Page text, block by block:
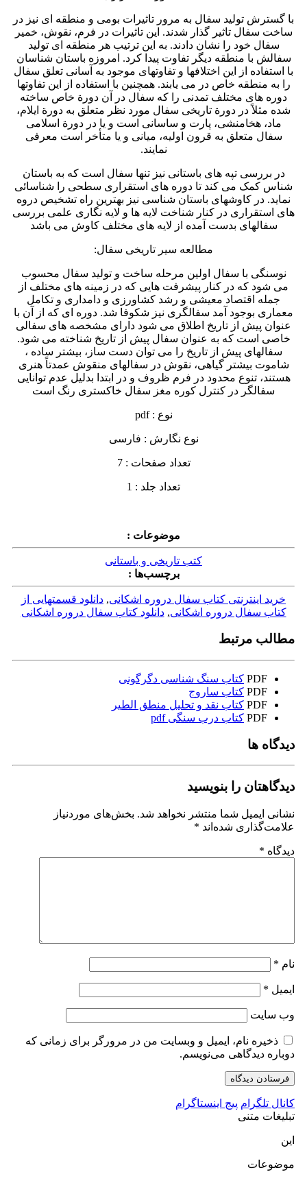
با گسترش تولید سفال به مرور تاثیرات بومی و منطقه ای نیز در
ساخت سفال تاثیر گذار شدند. این تاثیرات در فرم، نقوش، خمیر
سفال خود را نشان دادند. به این ترتیب هر منطقه ای تولید
سفالش با منطقه دیگر تفاوت پیدا کرد. امروزه باستان شناسان
با استفاده از این اختلافها و تفاوتهای موجود به آسانی تعلق سفال
را به منطقه خاص در می یابند. همچنین با استفاده از این تفاوتها
دوره های مختلف تمدنی را که سفال در آن دورة خاص ساخته
شده مثلاً در دورة تاریخی سفال مورد نظر متعلق به دورة ایلام،
ماد، هخامنشی، پارت و ساسانی است و یا در دورة اسلامی
سفال متعلق به قرون اولیه، میانی و یا متأخر است معرفی
نمایند.
در بررسی تپه های باستانی نیز تنها سفال است که به باستان
شناس کمک می کند تا دوره های استقراری سطحی را شناسائی
نماید. در کاوشهای باستان شناسی نیز بهترین راه تشخیص دروه
های استقراری در کنار شناخت لایه ها و لایه نگاری علمی بررسی
سفالهای بدست آمده از لایه های مختلف کاوش می باشد
مطالعه سیر تاریخی سفال:
نوسنگی با سفال اولین مرحله ساخت و تولید سفال محسوب
می شود که در کنار پیشرفت هايی که در زمینه های مختلف از
جمله اقتصاد معیشی و رشد کشاورزی و دامداری و تکامل
معماری بوجود آمد سفالگری نیز شکوفا شد. دوره ای که از آن با
عنوان پیش از تاریخ اطلاق می شود دارای مشخصه های سفالی
خاصی است که به عنوان سفال پیش از تاریخ شناخته می شود.
سفالهای پیش از تاریخ را می توان دست ساز، بیشتر ساده ،
شاموت بیشتر گیاهی، نقوش در سفالهای منقوش عمدتاً هنری
هستند، تنوع محدود در فرم ظروف و در ابتدا بدلیل عدم توانایی
سفالگر در کنترل کوره مغز سفال خاکستری رنگ است
نوع : pdf
نوع نگارش : فارسی
تعداد صفحات : 7
تعداد جلد : 1
موضوعات :
کتب تاریخی و باستانی
برچسب‌ها :
خرید اینترنتی کتاب سفال دروره اشکانی, دانلود قسمتهایی از
کتاب سفال دروره اشکانی,دانلود کتاب سفال دروره اشکانی
مطالب مرتبط
PDF کتاب سنگ شناسی دگرگونی
PDF کتاب ساروج
PDF کتاب نقد و تحلیل منطق الطیر
PDF کتاب درب سنگی pdf
دیدگاه ها
دیدگاهتان را بنویسید
نشانی ایمیل شما منتشر نخواهد شد. بخش‌های موردنیاز
علامت‌گذاری شده‌اند *
دیدگاه *
نام *
ایمیل *
وب‌ سایت
ذخیره نام، ایمیل و وبسایت من در مرورگر برای زمانی که
دوباره دیدگاهی می‌نویسم.
کانال تلگرام پیج اینستاگرام
تبلیغات متنی
این
موضوعات